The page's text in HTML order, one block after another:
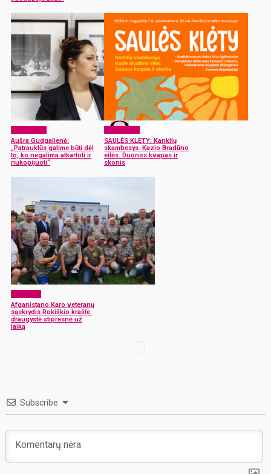
Aušra Gudgalienė:
„Patrauklūs galime būti dėl
to, ko negalima atkartoti ir
nukopijuoti“
SAULĖS KLĖTY: Kanklių
skambesys. Kazio Bradūno
eilės. Duonos kvapas ir
skonis
Afganistano Karo veteranų
sąskrydis Rokiškio krašte:
draugystė stipresnė už
laiką
Subscribe